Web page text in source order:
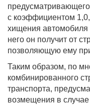
с коэффициентом 1,0,
хищения автомобиля
него он получит от
позволяющую ему
Таким образом, по
комбинированного
транспорта,
возмещения в